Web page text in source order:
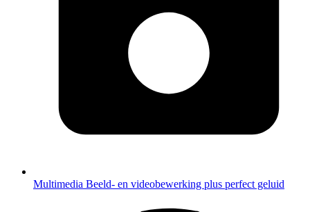
Multimedia Beeld- en videobewerking plus perfect geluid